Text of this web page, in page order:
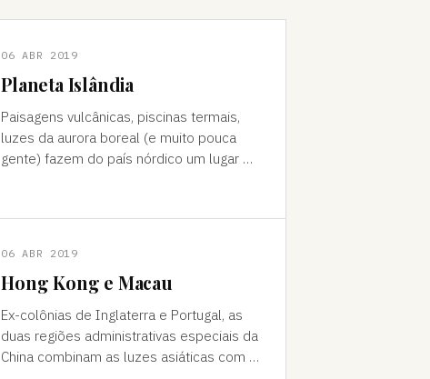
06 ABR 2019
Planeta Islândia
Paisagens vulcânicas, piscinas termais,
luzes da aurora boreal (e muito pouca
gente) fazem do país nórdico um lugar de
06 ABR 2019
Hong Kong e Macau
Ex-colônias de Inglaterra e Portugal, as
duas regiões administrativas especiais da
China combinam as luzes asiáticas com o